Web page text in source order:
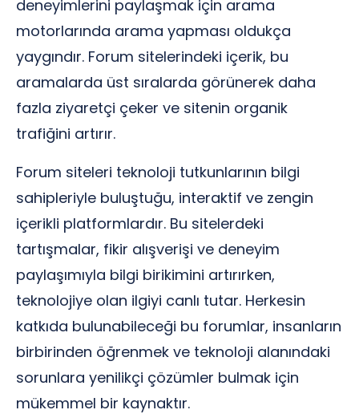
deneyimlerini paylaşmak için arama
motorlarında arama yapması oldukça
yaygındır. Forum sitelerindeki içerik, bu
aramalarda üst sıralarda görünerek daha
fazla ziyaretçi çeker ve sitenin organik
trafiğini artırır.
Forum siteleri teknoloji tutkunlarının bilgi
sahipleriyle buluştuğu, interaktif ve zengin
içerikli platformlardır. Bu sitelerdeki
tartışmalar, fikir alışverişi ve deneyim
paylaşımıyla bilgi birikimini artırırken,
teknolojiye olan ilgiyi canlı tutar. Herkesin
katkıda bulunabileceği bu forumlar, insanların
birbirinden öğrenmek ve teknoloji alanındaki
sorunlara yenilikçi çözümler bulmak için
mükemmel bir kaynaktır.